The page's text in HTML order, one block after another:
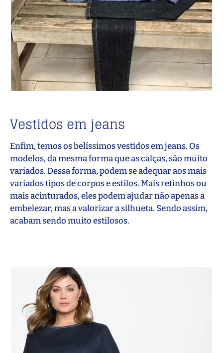
Vestidos em jeans
Enfim, temos os belíssimos vestidos em jeans. Os
modelos, da mesma forma que as calças, são muito
variados. Dessa forma, podem se adequar aos mais
variados tipos de corpos e estilos. Mais retinhos ou
mais acinturados, eles podem ajudar não apenas a
embelezar, mas a valorizar a silhueta. Sendo assim,
acabam sendo muito estilosos.